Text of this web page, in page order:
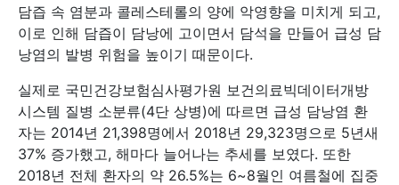
담즙 속 염분과 콜레스테롤의 양에 악영향을 미치게 되고,
이로 인해 담즙이 담낭에 고이면서 담석을 만들어 급성 담
낭염의 발병 위험을 높이기 때문이다.
실제로 국민건강보험심사평가원 보건의료빅데이터개방
시스템 질병 소분류(4단 상병)에 따르면 급성 담낭염 환
자는 2014년 21,398명에서 2018년 29,323명으로 5년새
37% 증가했고, 해마다 늘어나는 추세를 보였다. 또한
2018년 전체 환자의 약 26.5%는 6~8월인 여름철에 집중